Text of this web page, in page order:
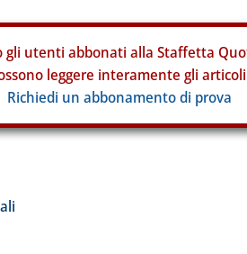
gli utenti abbonati alla Staffetta
leggere interamente gli
Richiedi un abbonamento di prova
notizia